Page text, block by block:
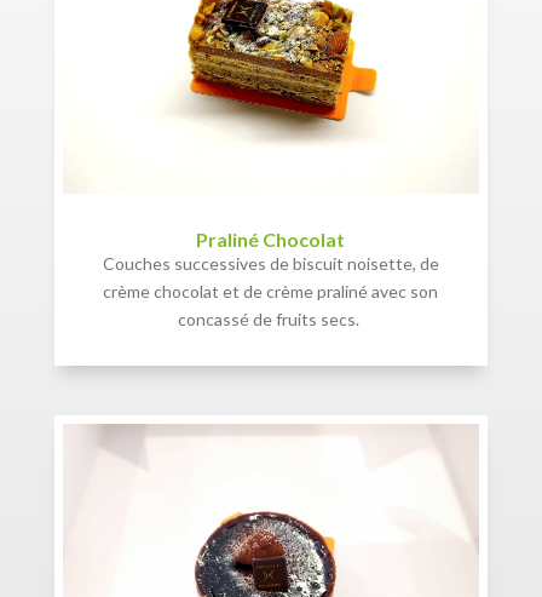
Praliné Chocolat
Couches successives de biscuit noisette, de
crème chocolat et de crème praliné avec son
concassé de fruits secs.